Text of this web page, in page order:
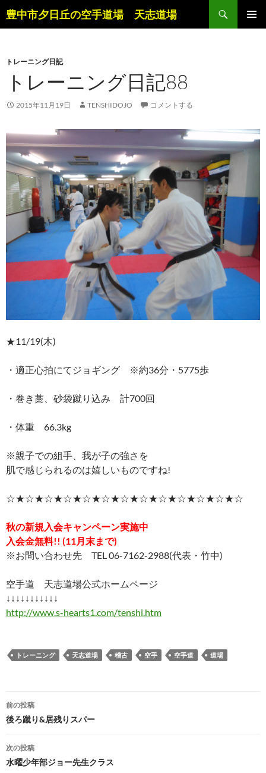
ン
ツ
キ
プ
豊中市夕日丘の空手道場 天志道場
検
索
トレーニング日記
トレーニング日記88
2015年11月19日 TENSHIDOJO コメントする
★11/19(木)
・適正心拍にてジョギング ※約36分・5775歩
・巻き藁、砂袋蹴り込み 計700回
・体重 66.3kg
※親子での組手、我が子の強さを
肌で感じられるのは嬉しいものですね!
☆★☆★☆★☆★☆★☆★☆★☆★☆★☆★☆★☆★☆
秋の新規入会キャンペーン実施中
入会金無料!! (11月末まで)
※お問い合わせ先 TEL 06-7162-2988(代表・竹中)
空手道 天志道場公式ホームページ
↓↓↓↓↓↓↓↓↓↓↓
http://www.s-hearts1.com/tenshi.htm
トレーニング 天志道場 稽古 空手 空手道 道場
投
稿
ナ
ビ
前の投稿
後ろ蹴り&居残りスパー
次の投稿
水曜少年部ジョー先生クラス